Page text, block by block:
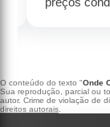
O conteúdo do texto "Onde
Sua reprodução, parcial ou
autor. Crime de violação de
direitos autorais